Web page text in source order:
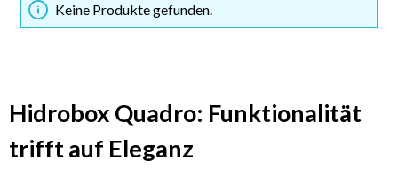
Keine Produkte gefunden.
Hidrobox Quadro: Funktionalität
trifft auf Eleganz